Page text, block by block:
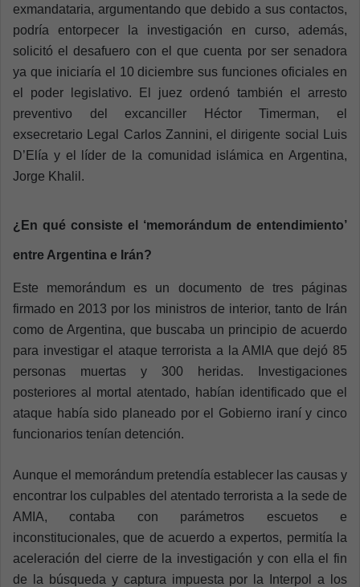
exmandataria, argumentando que debido a sus contactos,
podría entorpecer la investigación en curso, además,
solicitó el desafuero con el que cuenta por ser senadora
ya que iniciaría el 10 diciembre sus funciones oficiales en
el poder legislativo. El juez ordenó también el arresto
preventivo del excanciller Héctor Timerman, el
exsecretario Legal Carlos Zannini, el dirigente social Luis
D’Elía y el líder de la comunidad islámica en Argentina,
Jorge Khalil.
¿En qué consiste el ‘memorándum de entendimiento’
entre Argentina e Irán?
Este memorándum es un documento de tres páginas
firmado en 2013 por los ministros de interior, tanto de Irán
como de Argentina, que buscaba un principio de acuerdo
para investigar el ataque terrorista a la AMIA que dejó 85
personas muertas y 300 heridas. Investigaciones
posteriores al mortal atentado, habían identificado que el
ataque había sido planeado por el Gobierno iraní y cinco
funcionarios tenían detención.
Aunque el memorándum pretendía establecer las causas y
encontrar los culpables del atentado terrorista a la sede de
AMIA, contaba con parámetros escuetos e
inconstitucionales, que de acuerdo a expertos, permitía la
aceleración del cierre de la investigación y con ella el fin
de la búsqueda y captura impuesta por la Interpol a los